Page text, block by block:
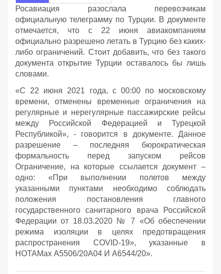
Росавиация разослала перевозчикам
официальную телеграмму по Турции. В документе
отмечается, что с 22 июня авиакомпаниям
официально разрешено летать в Турцию без каких-
либо ограничений. Стоит добавить, что без такого
документа открытие Турции оставалось бы лишь
словами.
«С 22 июня 2021 года, с 00:00 по московскому
времени, отменены временные ограничения на
регулярные и нерегулярные пассажирские рейсы
между Российской Федерацией и Турецкой
Республикой», - говорится в документе. Данное
разрешение – последняя бюрократическая
формальность перед запуском рейсов
Ограничение, на которые ссылается документ –
одно: «При выполнении полетов между
указанными пунктами необходимо соблюдать
положения постановления главного
государственного санитарного врача Российской
Федерации от 18.03.2020 № 7 «Об обеспечении
режима изоляции в целях предотвращения
распространения COVID-19», указанные в
НОТАМах А5506/20А04 И А6544/20».